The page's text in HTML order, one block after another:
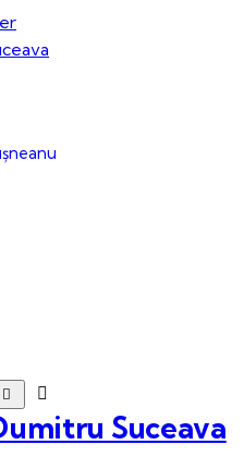
Suceava